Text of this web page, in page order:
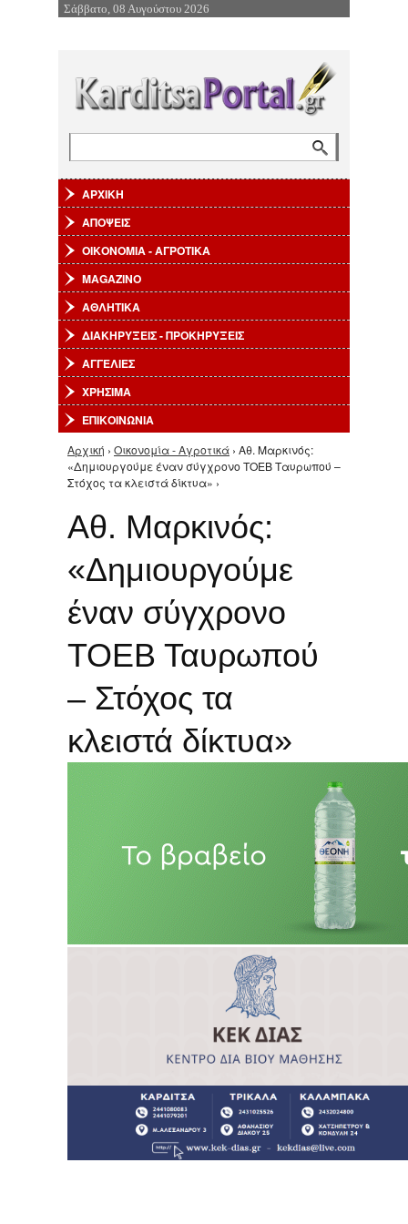
Επιστροφή στην Πλοήγηση
Σάββατο, 08 Αυγούστου 2026
ΑΡΧΙΚΗ
ΑΠΟΨΕΙΣ
ΟΙΚΟΝΟΜΙΑ - ΑΓΡΟΤΙΚΑ
MAGAZINO
ΑΘΛΗΤΙΚΑ
ΔΙΑΚΗΡΥΞΕΙΣ - ΠΡΟΚΗΡΥΞΕΙΣ
ΑΓΓΕΛΙΕΣ
ΧΡΗΣΙΜΑ
ΕΠΙΚΟΙΝΩΝΙΑ
Είστε εδώ
Αρχική › Οικονομία - Αγροτικά › Αθ. Μαρκινός:
«Δημιουργούμε έναν σύγχρονο ΤΟΕΒ Ταυρωπού –
Στόχος τα κλειστά δίκτυα» ›
Αθ. Μαρκινός:
«Δημιουργούμε
έναν σύγχρονο
ΤΟΕΒ Ταυρωπού
– Στόχος τα
κλειστά δίκτυα»